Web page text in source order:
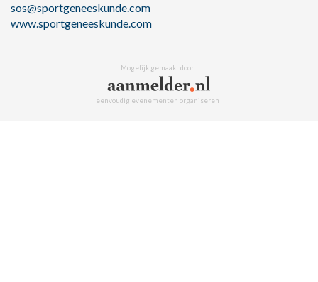
sos@sportgeneeskunde.com
www.sportgeneeskunde.com
Mogelijk gemaakt door
eenvoudig evenementen organiseren